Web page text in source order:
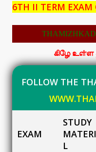
6TH II TERM EXAM
கிழே
FOLLOW THE
EXAM
STUDY
L